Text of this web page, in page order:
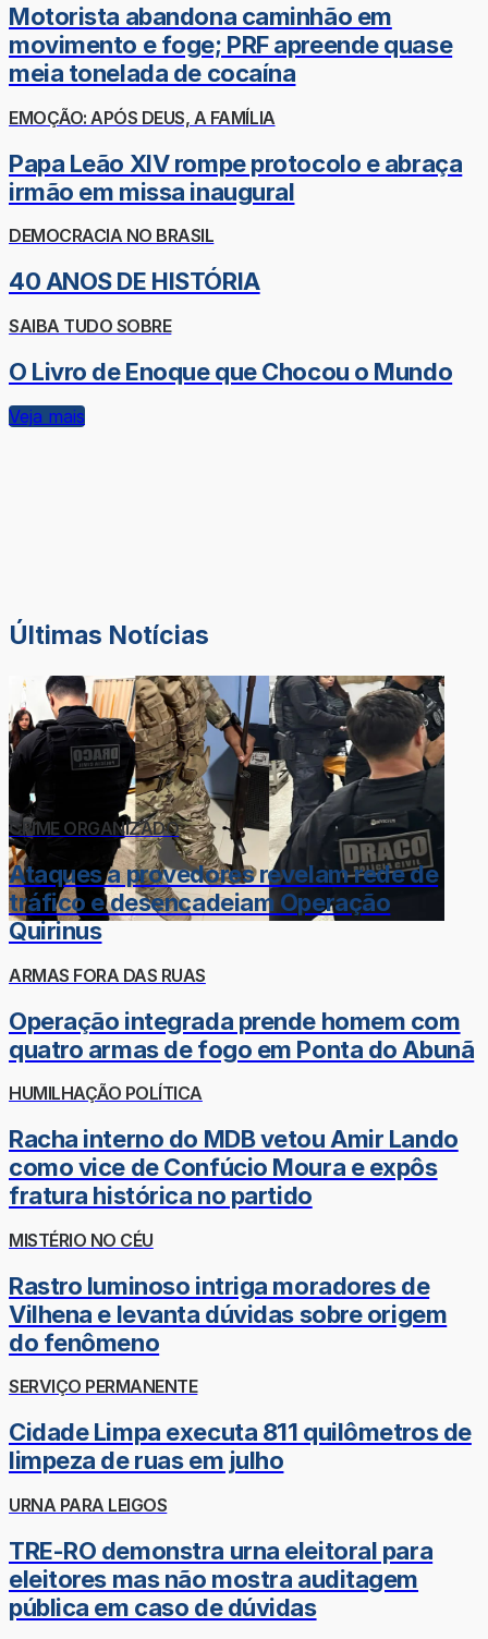
Motorista abandona caminhão em
movimento e foge; PRF apreende quase
meia tonelada de cocaína
EMOÇÃO: APÓS DEUS, A FAMÍLIA
Papa Leão XIV rompe protocolo e abraça
irmão em missa inaugural
DEMOCRACIA NO BRASIL
40 ANOS DE HISTÓRIA
SAIBA TUDO SOBRE
O Livro de Enoque que Chocou o Mundo
Veja mais
Últimas Notícias
CRIME ORGANIZADO
Ataques a provedores revelam rede de
tráfico e desencadeiam Operação
Quirinus
ARMAS FORA DAS RUAS
Operação integrada prende homem com
quatro armas de fogo em Ponta do Abunã
HUMILHAÇÃO POLÍTICA
Racha interno do MDB vetou Amir Lando
como vice de Confúcio Moura e expôs
fratura histórica no partido
MISTÉRIO NO CÉU
Rastro luminoso intriga moradores de
Vilhena e levanta dúvidas sobre origem
do fenômeno
SERVIÇO PERMANENTE
Cidade Limpa executa 811 quilômetros de
limpeza de ruas em julho
URNA PARA LEIGOS
TRE-RO demonstra urna eleitoral para
eleitores mas não mostra auditagem
pública em caso de dúvidas